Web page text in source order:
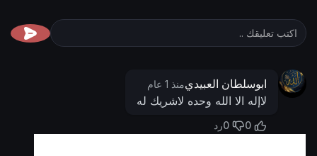
ابوسلطان العبيديمنذ 1 عام
لاإله الا الله وحده لاشريك له
0
0رد